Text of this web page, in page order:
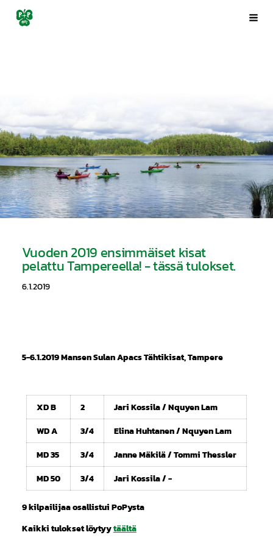
Siirry
sivun
Porin Pyrintö ry
Vuoden 2019 ensimmäiset kisat
pelattu Tampereella! - tässä tulokset.
6.1.2019
5-6.1.2019 Mansen Sulan Apacs Tähtikisat, Tampere
XD B 2
Jari Kossila / Nquyen Lam
WD A
3/4
Elina Huhtanen / Nquyen Lam
MD 35
3/4
Janne Mäkilä / Tommi Thessler
MD 50
3/4 Jari Kossila / -
9 kilpailijaa osallistui PoPysta
Kaikki tulokset löytyytäältä